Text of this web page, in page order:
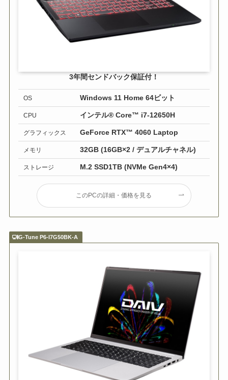
3年間センドバック保証付！
OS Windows 11 Home 64ビット
CPU インテル® Core™ i7-12650H
グラフィックス GeForce RTX™ 4060 Laptop
メモリ 32GB (16GB×2 / デュアルチャネル)
ストレージ M.2 SSD1TB (NVMe Gen4×4)
このPCの詳細・価格を見る
G-Tune P6-I7G50BK-A